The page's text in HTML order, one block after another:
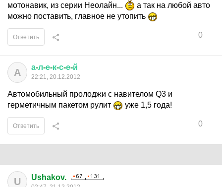
мотонавик, из серии Неолайн...
а так на любой авто
можно поставить, главное не утопить
0
Ответить
А а-л-е-к-с-е-й
22:21, 20.12.2012
Автомобильный пролоджи с навителом Q3 и
герметичным пакетом рулит
уже 1,5 года!
0
Ответить
U Ushakov.